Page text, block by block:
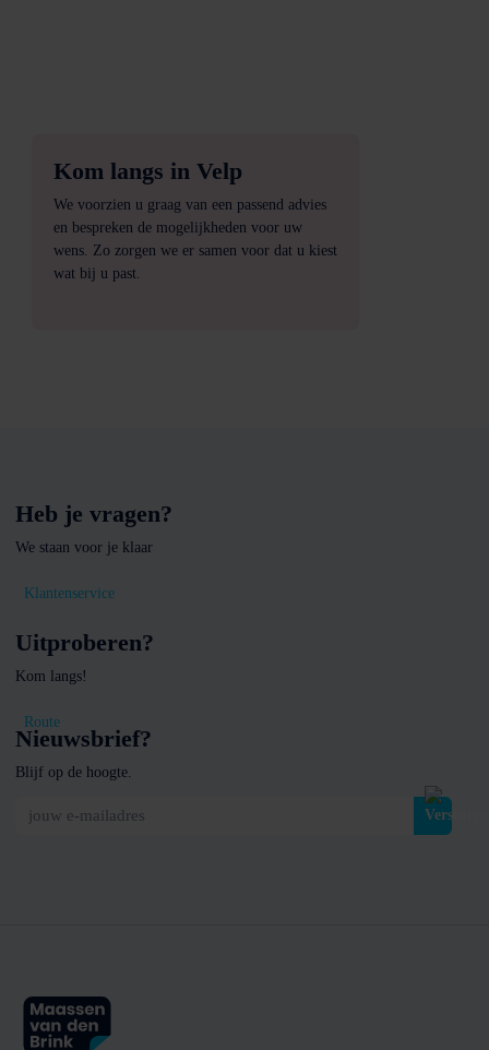
Kom langs in Velp
We voorzien u graag van een passend advies
en bespreken de mogelijkheden voor uw
wens. Zo zorgen we er samen voor dat u kiest
wat bij u past.
Heb je vragen?
We staan voor je klaar
Klantenservice
Uitproberen?
Kom langs!
Route
Nieuwsbrief?
Blijf op de hoogte.
jouw e-mailadres